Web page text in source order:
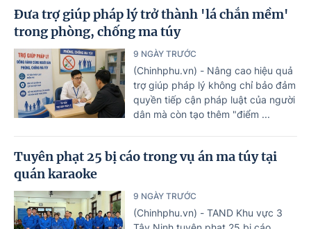
Đưa trợ giúp pháp lý trở thành 'lá chắn mềm'
trong phòng, chống ma túy
9 NGÀY TRƯỚC
(Chinhphu.vn) - Nâng cao hiệu quả
trợ giúp pháp lý không chỉ bảo đảm
quyền tiếp cận pháp luật của người
dân mà còn tạo thêm "điểm ...
Tuyên phạt 25 bị cáo trong vụ án ma túy tại
quán karaoke
9 NGÀY TRƯỚC
(Chinhphu.vn) - TAND Khu vực 3